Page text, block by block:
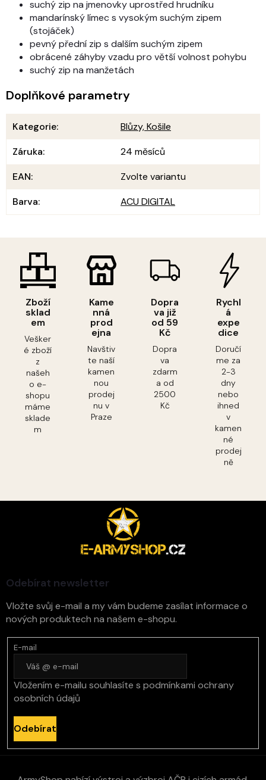
Zboží
sklad
em
Vešker
é zboží
z
našeh
o e-
shopu
máme
sklade
m
Kame
nná
prod
ejna
Navštiv
te naší
kamen
nou
prodej
nu v
Praze
Dopra
va již
od 59
Kč
Dopra
va
zdarm
a od
2500
Kč
Rychl
á
expe
dice
Doručí
me za
2-3
dny
nebo
ihned
v
kamen
né
prodej
ně
suchý zip na jmenovky uprostřed hrudníku
mandarínský límec s vysokým suchým zipem
(stojáček)
pevný přední zip s dalším suchým zipem
obrácené záhyby vzadu pro větší volnost pohybu
suchý zip na manžetách
Doplňkové parametry
Kategorie:
Blůzy, Košile
Záruka:
24 měsíců
EAN:
Zvolte variantu
Barva: ACU DIGITAL
Odebírat newsletter
Vložte svůj e-mail a my vám budeme zasílat informace o
nových produktech na našem e-shopu.
E-mail
Vložením e-mailu souhlasíte s podmínkami ochrany
osobních údajů
Odebírat